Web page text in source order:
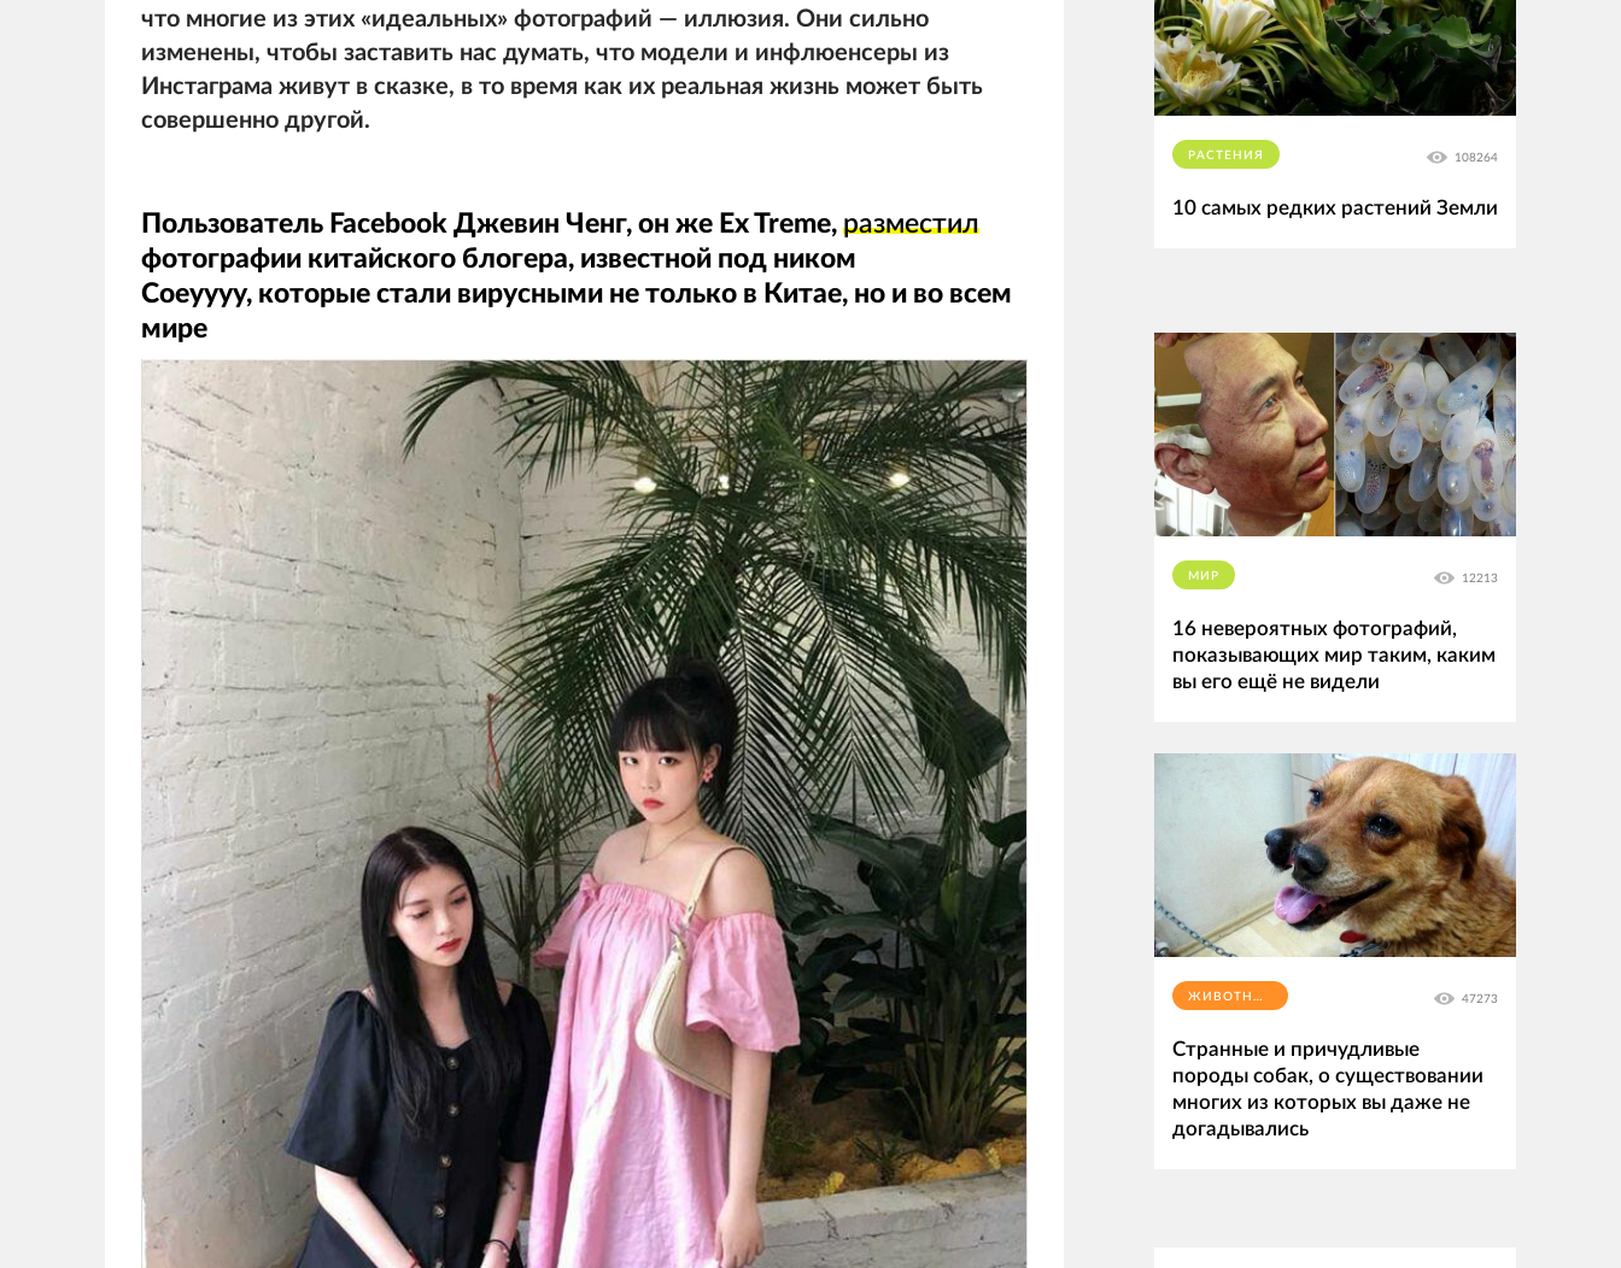
что многие из этих «идеальных» фотографий — иллюзия. Они сильно
изменены, чтобы заставить нас думать, что модели и инфлюенсеры из
Инстаграма живут в сказке, в то время как их реальная жизнь может быть
совершенно другой.
Пользователь Facebook Джевин Ченг, он же Ex Treme, разместил
фотографии китайского блогера, известной под ником
Coeyyyy, которые стали вирусными не только в Китае, но и во всем
мире
РАСТЕНИЯ 108264
10 самых редких растений Земли
МИР 12213
16 невероятных фотографий,
показывающих мир таким, каким
вы его ещё не видели
ЖИВОТНЫЕ 47273
Странные и причудливые
породы собак, о существовании
многих из которых вы даже не
догадывались